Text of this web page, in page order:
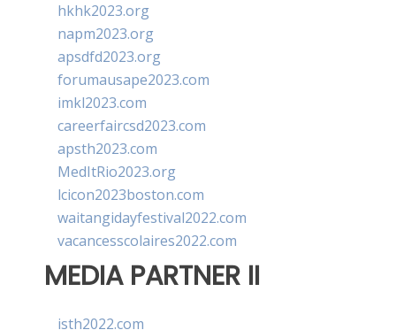
hkhk2023.org
napm2023.org
apsdfd2023.org
forumausape2023.com
imkl2023.com
careerfaircsd2023.com
apsth2023.com
MedItRio2023.org
lcicon2023boston.com
waitangidayfestival2022.com
vacancesscolaires2022.com
MEDIA PARTNER II
isth2022.com